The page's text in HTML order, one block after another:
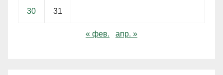
30 31
« фев. апр. »